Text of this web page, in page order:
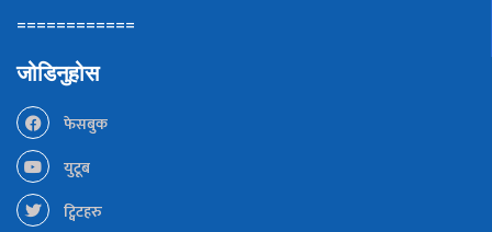
============
जोडिनुहोस
फेसबुक
युटूब
ट्विटहरु